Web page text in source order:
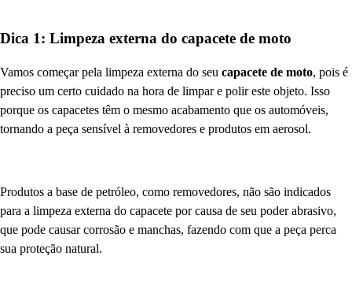
Dica 1: Limpeza externa do capacete de moto
Vamos começar pela limpeza externa do seu capacete de moto, pois é
preciso um certo cuidado na hora de limpar e polir este objeto. Isso
porque os capacetes têm o mesmo acabamento que os automóveis,
tornando a peça sensível à removedores e produtos em aerosol.
Produtos a base de petróleo, como removedores, não são indicados
para a limpeza externa do capacete por causa de seu poder abrasivo,
que pode causar corrosão e manchas, fazendo com que a peça perca
sua proteção natural.